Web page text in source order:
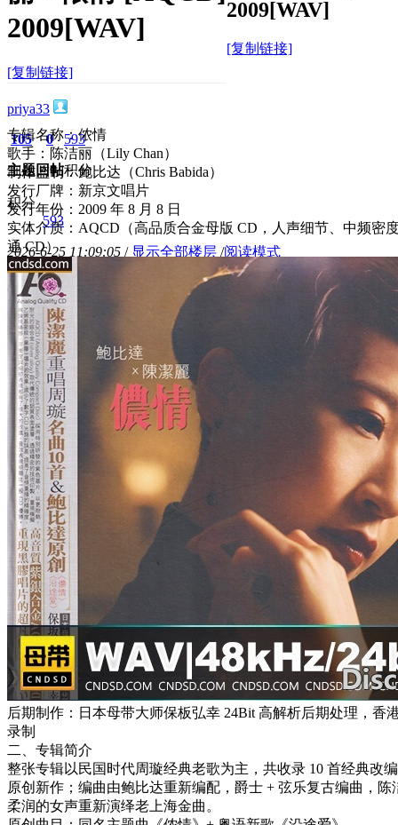
2009[WAV]
[复制链接]
2009[WAV]
[复制链接]
priya33
105
主题
0
回帖
593
积分
积分
593
2026-6-25 11:09:05 / 显示全部楼层 /阅读模式
5470
专辑名称：侬情
歌手：陈洁丽（Lily Chan）
制作监制：鲍比达（Chris Babida）
发行厂牌：新京文唱片
发行年份：2009 年 8 月 8 日
实体介质：AQCD（高品质合金母版 CD，人声细节、中频密
通 CD）
后期制作：日本母带大师保板弘幸 24Bit 高解析后期处理，香
录制
二、专辑简介
整张专辑以民国时代周璇经典老歌为主，共收录 10 首经典改
原创新作；编曲由鲍比达重新编配，爵士 + 弦乐复古编曲，陈
柔润的女声重新演绎老上海金曲。